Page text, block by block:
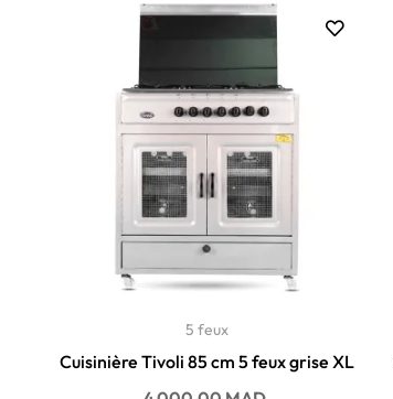
5 feux
Cuisinière Tivoli 85 cm 5 feux grise XL
Prix